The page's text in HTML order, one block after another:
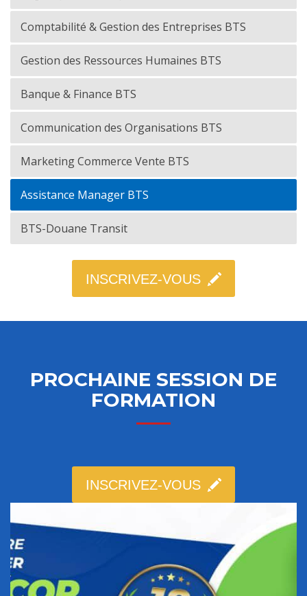
Comptabilité & Gestion des Entreprises BTS
Gestion des Ressources Humaines BTS
Banque & Finance BTS
Communication des Organisations BTS
Marketing Commerce Vente BTS
Assistance Manager BTS
BTS-Douane Transit
INSCRIVEZ-VOUS
PROCHAINE SESSION DE
FORMATION
INSCRIVEZ-VOUS